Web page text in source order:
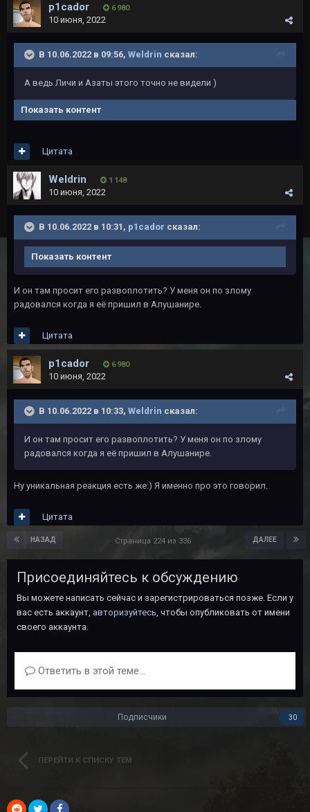
p1cador 6 980
10 июня, 2022
В 10.06.2022 в 09:56, Weldrin сказал:
А ведь Личи и Азаты этого точно не видели )
Показать контент
Цитата
Weldrin 1 148
10 июня, 2022
В 10.06.2022 в 10:31, p1cador сказал:
Показать контент
И он там просит его развоплотить? У меня он по злому
радовался когда я её пришил в Алушанире.
Цитата
p1cador 6 980
10 июня, 2022
В 10.06.2022 в 10:33, Weldrin сказал:
И он там просит его развоплотить? У меня он по злому
радовался когда я её пришил в Алушанире.
Ну уникальная реакция есть же:) Я именно про это говорил.
Цитата
НАЗАД ДАЛЕЕ
Страница 224 из 336
Присоединяйтесь к обсуждению
Вы можете написать сейчас и зарегистрироваться позже. Если у
вас есть аккаунт, авторизуйтесь, чтобы опубликовать от имени
своего аккаунта.
Ответить в этой теме...
Подписчики 30
ПЕРЕЙТИ К СПИСКУ ТЕМ